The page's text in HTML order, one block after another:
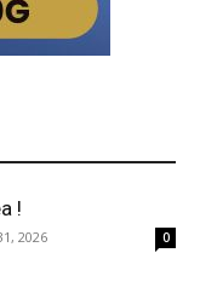
!
2026 0